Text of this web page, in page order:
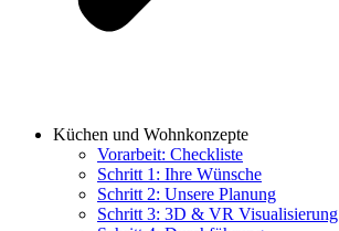
Küchen und Wohnkonzepte
Vorarbeit: Checkliste
Schritt 1: Ihre Wünsche
Schritt 2: Unsere Planung
Schritt 3: 3D & VR Visualisierung